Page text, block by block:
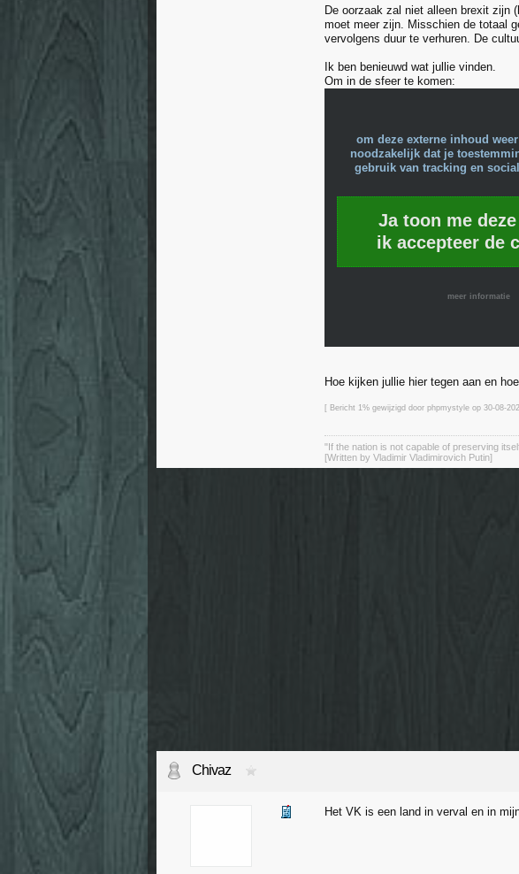
De oorzaak zal niet alleen brexit zijn
moet meer zijn. Misschien de totaal
vervolgens duur te verhuren. De
Ik ben benieuwd wat jullie vinden.
Om in de sfeer te komen:
om deze externe inhoud
noodzakelijk dat je
gebruik van tracking en
Ja toon me
ik accepteer de
meer informatie
Hoe kijken jullie hier tegen aan en
[ Bericht 1% gewijzigd door phpmystyle op 30-08-
"If the nation is not capable of preserving
[Written by Vladimir Vladimirovich Putin]
Chivaz
Het VK is een land in verval en in